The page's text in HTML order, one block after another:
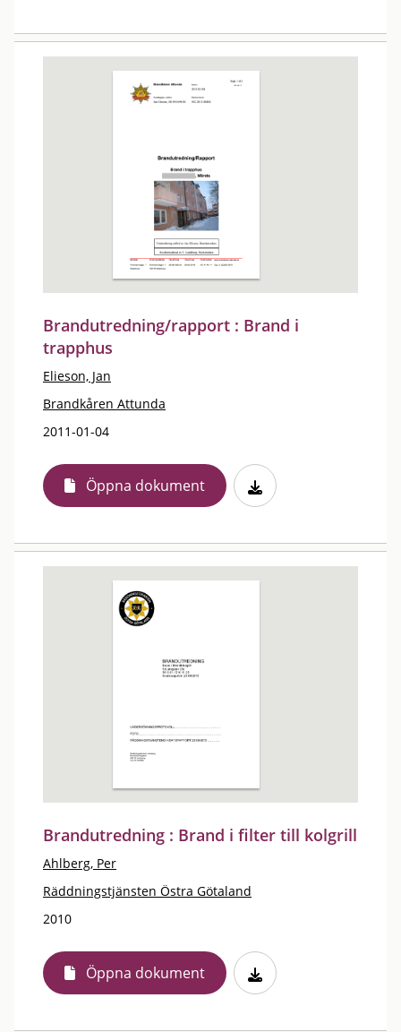
Brandutredning/rapport : Brand i
trapphus
Elieson, Jan
Brandkåren Attunda
2011-01-04
Öppna dokument
Brandutredning : Brand i filter till kolgrill
Ahlberg, Per
Räddningstjänsten Östra Götaland
2010
Öppna dokument